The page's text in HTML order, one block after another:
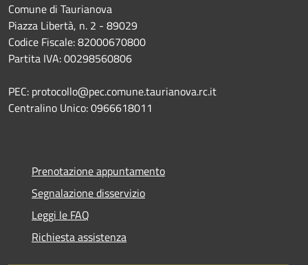
Comune di Taurianova
Piazza Libertà, n. 2 - 89029
Codice Fiscale: 82000670800
Partita IVA: 00298560806
PEC: protocollo@pec.comune.taurianova.rc.it
Centralino Unico: 0966618011
Prenotazione appuntamento
Segnalazione disservizio
Leggi le FAQ
Richiesta assistenza